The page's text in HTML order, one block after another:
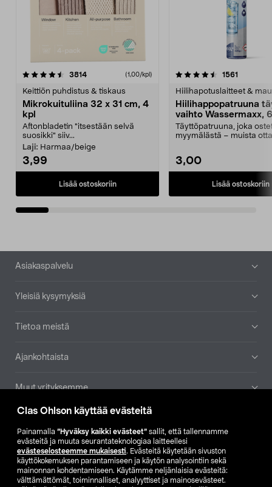
Clas Ohlson käyttää evästeitä
Painamalla ”Hyväksy kaikki evästeet” sallit, että tallennamme
evästeitä ja muuta seurantateknologiaa laitteellesi
evästeselosteemme mukaisesti. Evästeitä käytetään sivuston
käyttökokemuksen parantamiseen ja käytön analysointiin sekä
mainonnan kohdentamiseen. Käytämme neljänlaisia evästeitä:
välttämättömät, toiminnalliset, analyyttiset ja mainosevästeet.
3814arvostelut (1,00/kpl)
Keittiön puhdistus & tiskaus
Mikrokuituliina 32 x 31 cm, 4
kpl
Aftonbladetin "itsestään selvä
suosikki" siiv...
Laji: Harmaa/beige
3,99
Lisää ostoskoriin
4.5viidestä
1561
Hiilihapotuslaitteet &
Hiilihappopatruuna
vaihto Wassermaxx,
Täyttöpatruuna, joka
myymälästä – muista
3,00
Lisää ostoskoriin
4.5viidestä
Alatunniste
Asiakaspalvelu
Yleisiä kysymyksiä
Tietoa meistä
Ajankohtaista
Muut yrityksemme
Etsi myymälä
SE NO FI
FI SV